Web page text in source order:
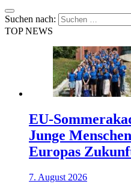
Suchen nach:
TOP NEWS
EU-
Junge
Europas
7. August 2026